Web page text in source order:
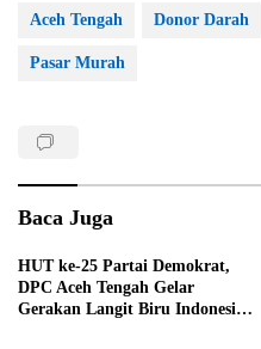
Aceh Tengah Donor Darah
Pasar Murah
Baca Juga
HUT ke-25 Partai Demokrat,
DPC Aceh Tengah Gelar
Gerakan Langit Biru Indonesia